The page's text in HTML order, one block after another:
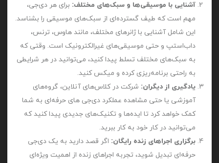
آشنایی با موسیقی‌ها و سبک‌های مختلف: برای هر دی‌جی،
مهم است که طیف گسترده‌ای از سبک‌های موسیقی را بشناسد.
این شامل آشنایی با ژانرهای مختلف، مانند هاوس، ترنس،
داب‌استپ و حتی موسیقی‌های غیرالکترونیک است. وقتی که
به سبک‌های مختلف تسلط پیدا کنید، می‌توانید در هر شرایطی
به راحتی برنامه‌ریزی کرده و میکس کنید.
یادگیری از دیگران: شرکت در کلاس‌های آنلاین، گروه‌های
آموزشی یا حتی مشاهده عملکرد دی‌جی‌ های حرفه‌ای به شما
کمک خواهد کرد تا ایده‌ها و تکنیک‌های جدیدی پیدا کنید که
می‌توانید در کار خود به کار ببرید.
برگزاری اجراهای زنده رایگان: اگر قصد دارید به یک دی‌جی
حرفه‌ای تبدیل شوید، تجربه اجراهای زنده از اهمیت ویژه‌ای